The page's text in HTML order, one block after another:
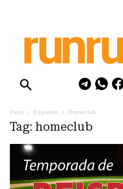
Inicio Etiquetas Homeclub
Tag: homeclub